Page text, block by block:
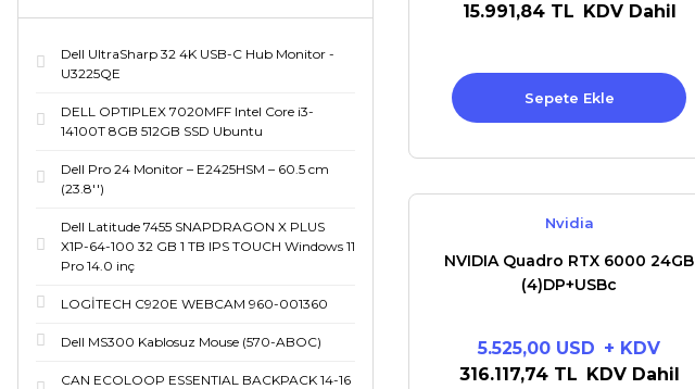
Dell UltraSharp 32 4K USB-C Hub Monitor -
U3225QE
DELL OPTIPLEX 7020MFF Intel Core i3-
14100T 8GB 512GB SSD Ubuntu
Dell Pro 24 Monitor – E2425HSM – 60.5 cm
(23.8'')
Dell Latitude 7455 SNAPDRAGON X PLUS
X1P-64-100 32 GB 1 TB IPS TOUCH Windows 11
Pro 14.0 inç
LOGİTECH C920E WEBCAM 960-001360
Dell MS300 Kablosuz Mouse (570-ABOC)
CAN ECOLOOP ESSENTIAL BACKPACK 14-16
15.991,84 TL KDV Dahil
Sepete Ekle
Nvidia
NVIDIA Quadro RTX 6000 24GB
(4)DP+USBc
5.525,00 USD + KDV
316.117,74 TL KDV Dahil